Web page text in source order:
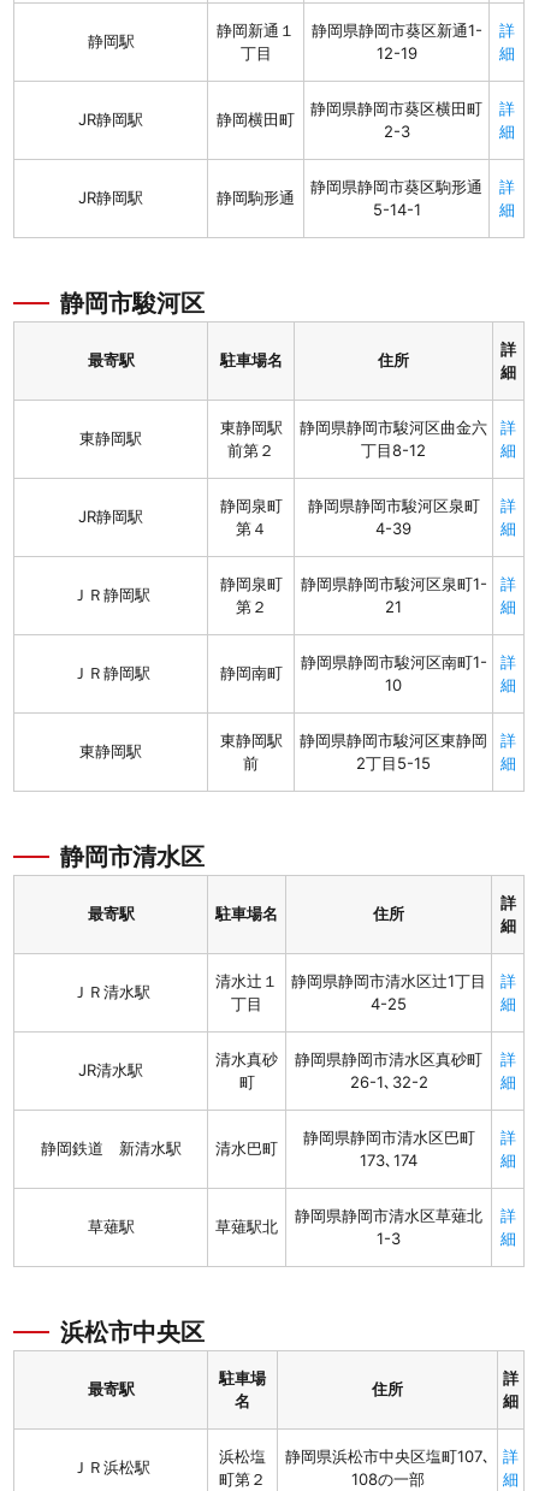
静岡駅
静岡新通１
丁目
静岡県静岡市葵区新通1-
12-19
詳
細
JR静岡駅 静岡横田町
静岡県静岡市葵区横田町
2-3
詳
細
JR静岡駅 静岡駒形通
静岡県静岡市葵区駒形通
5-14-1
詳
細
静岡市駿河区
最寄駅 駐車場名 住所
詳
細
東静岡駅
東静岡駅
前第２
静岡県静岡市駿河区曲金六
丁目8-12
詳
細
JR静岡駅
静岡泉町
第４
静岡県静岡市駿河区泉町
4-39
詳
細
ＪＲ静岡駅
静岡泉町
第２
静岡県静岡市駿河区泉町1-
21
詳
細
ＪＲ静岡駅 静岡南町
静岡県静岡市駿河区南町1-
10
詳
細
東静岡駅
東静岡駅
前
静岡県静岡市駿河区東静岡
2丁目5-15
詳
細
静岡市清水区
最寄駅 駐車場名 住所
詳
細
ＪＲ清水駅
清水辻１
丁目
静岡県静岡市清水区辻1丁目
4-25
詳
細
JR清水駅
清水真砂
町
静岡県静岡市清水区真砂町
26-1､32-2
詳
細
静岡鉄道 新清水駅 清水巴町
静岡県静岡市清水区巴町
173､174
詳
細
草薙駅 草薙駅北
静岡県静岡市清水区草薙北
1-3
詳
細
浜松市中央区
最寄駅
駐車場
名
住所
詳
細
ＪＲ浜松駅
浜松塩
町第２
静岡県浜松市中央区塩町107､
108の一部
詳
細